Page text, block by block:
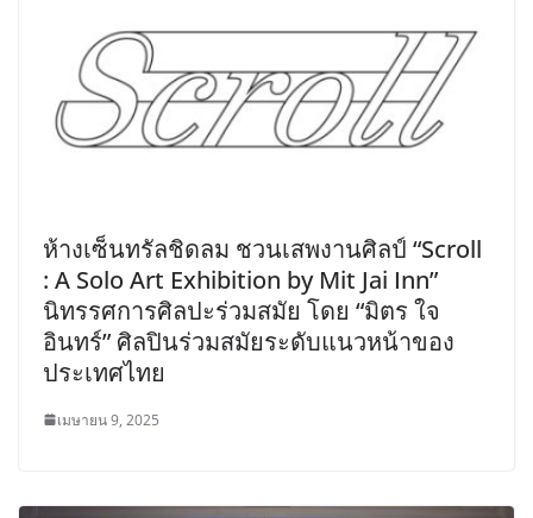
ห้างเซ็นทรัลชิดลม ชวนเสพงานศิลป์ “Scroll
: A Solo Art Exhibition by Mit Jai Inn”
นิทรรศการศิลปะร่วมสมัย โดย “มิตร ใจ
อินทร์” ศิลปินร่วมสมัยระดับแนวหน้าของ
ประเทศไทย
เมษายน 9, 2025